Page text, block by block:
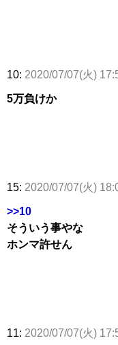
10: 2020/07/07(火)
5万負けか
15: 2020/07/07(火)
>>10
そういう事やな
ホンマ許せん
11: 2020/07/07(火)